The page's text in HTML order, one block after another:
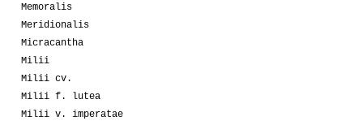
Memoralis
Meridionalis
Micracantha
Milii
Milii cv.
Milii f. lutea
Milii v. imperatae